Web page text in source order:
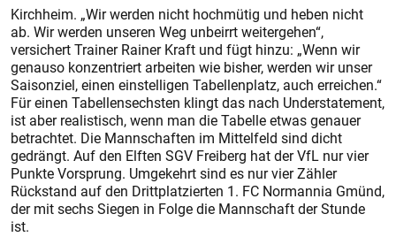
Kirchheim. „Wir werden nicht hochmütig und heben nicht
ab. Wir werden unseren Weg unbeirrt weitergehen“,
versichert Trainer Rainer Kraft und fügt hinzu: „Wenn wir
genauso konzentriert arbeiten wie bisher, werden wir unser
Saisonziel, einen einstelligen Tabellenplatz, auch erreichen.“
Für einen Tabellensechsten klingt das nach Understatement,
ist aber realistisch, wenn man die Tabelle etwas genauer
betrachtet. Die Mannschaften im Mittelfeld sind dicht
gedrängt. Auf den Elften SGV Freiberg hat der VfL nur vier
Punkte Vorsprung. Umgekehrt sind es nur vier Zähler
Rückstand auf den Drittplatzierten 1. FC Normannia Gmünd,
der mit sechs Siegen in Folge die Mannschaft der Stunde
ist.